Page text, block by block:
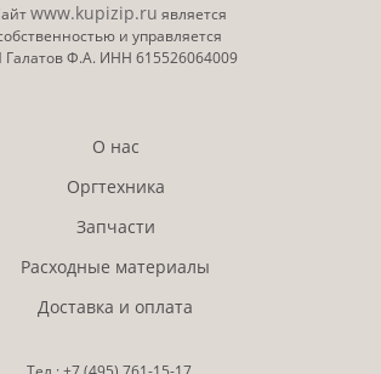
www.kupizip.ru является
и управляется
Галатов Ф.А. ИНН 615526064009
О нас
Оргтехника
Запчасти
Расходные материалы
Доставка и оплата